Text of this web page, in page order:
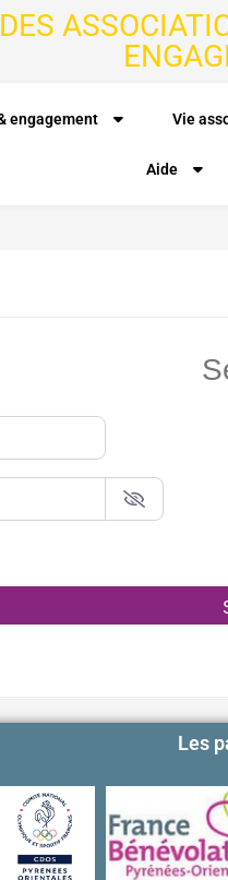
engagement Vie
Aide
Les